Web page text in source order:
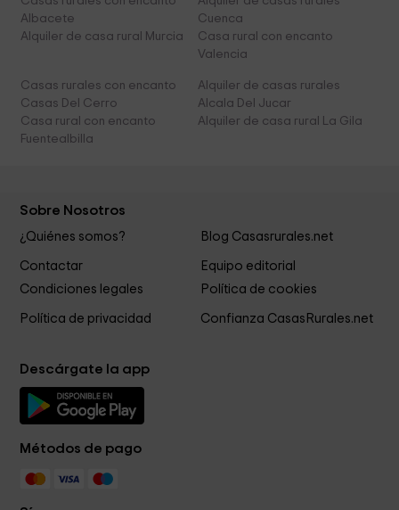
Albacete
Cuenca
Alquiler de casa rural Murcia
Casa rural con encanto
Valencia
Casas rurales con encanto
Casas Del Cerro
Alquiler de casas rurales
Alcala Del Jucar
Casa rural con encanto
Fuentealbilla
Alquiler de casa rural La Gila
Sobre Nosotros
¿Quiénes somos? Blog Casasrurales.net
Contactar
Equipo editorial
Condiciones legales
Política de cookies
Política de privacidad Confianza CasasRurales.net
Descárgate la app
Métodos de pago